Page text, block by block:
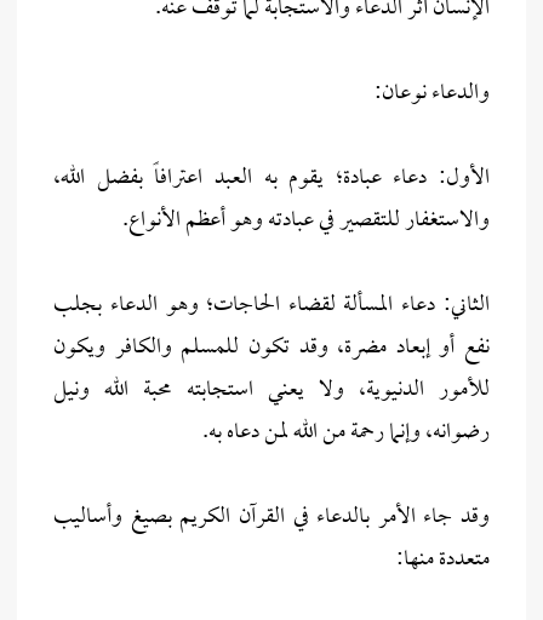
والدعاء نوعان:
الأول: دعاء عبادة؛ يقوم به العبد اعترافاً بفضل الله،
والاستغفار للتقصير في عبادته وهو أعظم الأنواع.
الثاني: دعاء المسألة لقضاء الحاجات؛ وهو الدعاء بجلب
نفع أو إبعاد مضرة، وقد تكون للمسلم والكافر ويكون
للأمور الدنيوية، ولا يعني استجابته محبة الله ونيل
رضوانه، وإنما رحمة من الله لمن دعاه به.
وقد جاء الأمر بالدعاء في القرآن الكريم بصيغ وأساليب
متعددة منها: